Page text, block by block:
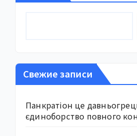
Свежие записи
Панкратіон це
єдиноборство повного